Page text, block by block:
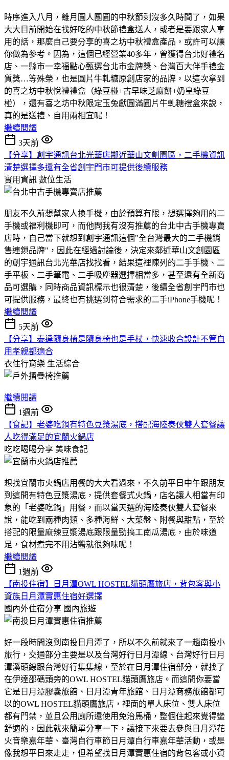
時序進入八月，離月圓人團圓的中秋節剩沒多久時間了，如果
大大目前開始在找好吃的中秋節禮盒送人，或者是要跟家人享
用的話，那麼自己要分享的喜之坊中秋禮盒產品，或許可以讓
你做為參考。因為，這個已經營業40多年，曾獲得台北好禮名
店、一縣市一幸福點心甄選台北市金牌獎、台灣百大伴手禮金
質獎…等殊榮，也是圓片牛軋糖原創店家的品牌，以這次拿到
的喜之坊中秋悅禮禮盒（綠豆椪+古早味芝麻餅+奶皇綠豆
椪），還有喜之坊中秋限定玉兔獻圓滿圓片牛軋糖禮盒來說，
真的是送禮、自用兩相宜呢！
繼續閱讀
3天前
【分享】創宇通訊台北光華店鄰近華山文創園區，二手機資訊
清楚選擇多還有全省創宇門市可提供後續服務
實用資訊 數位生活
朋友不久前想幫家人換手機，由於預算有限，想選擇夠用的二
手機或福利機即可，而他問我有沒有推薦的台北中古手機專賣
店時，自己當下就想到創宇通訊這個"全台灣最大的二手機銷
售連鎖品牌"，因此在經過討論後，決定來鄰近華山文創園區
的創宇通訊台北光華店找找看，結果這裡陳列的二手手機、二
手平板、二手筆電、二手吸塵器選擇相當多，甚至還有全新商
品可選購，同時商品資訊標示也很清楚，後續全省創宇門市也
可提供服務，最終也有挑選到符合需求的二手iPhone手機呢！
繼續閱讀
5天前
【分享】泰達隨身椅是隨身椅也是手杖，快速收合設計不管自
用孝親都適合
衣住行育樂 生活綜合
繼續閱讀
1週前
【食記】老婆吃鍋有特色豆漿湯底，搭配海陸奏伙雙人套餐讓
人吃得滿足的宜蘭火鍋店
吃吃喝喝分享 美味食記
想找宜蘭市火鍋店用餐的大大看過來，不久前平日中午跟朋友
到這間有特色豆漿湯底，提供套餐式火鍋，店名讓人相當有印
象的「老婆吃鍋」用餐，而以當天選的海陸奏伙雙人套餐來
說，能吃到兩種肉類、多種海鮮、大菜盤、附餐與甜點，至於
搭配的限量麻辣豆漿湯底跟限量勁搞工南瓜湯底，由於味道
足，食材煮完不用沾醬就很夠味呢！
繼續閱讀
1週前
【南投住宿】日月潭OWL HOSTEL貓頭鷹旅店，背包客與小
資族日月潭實惠住宿好選擇
國內外住宿分享 國內旅遊
好一段時間沒到南投日月潭了，所以不久前就來了一趟南投小
旅行，交通部分主要是以及台灣好行日月潭線、台灣好行日月
潭溪頭線跟台灣好行集集線，至於在日月潭住宿部分，就找了
在伊達邵碼頭旁的OWL HOSTEL貓頭鷹旅店。而這間你要當
它是日月潭膠囊旅館、日月潭青年旅館、日月潭商務旅館都可
以的OWL HOSTEL貓頭鷹旅店，裡面的單人床位、雙人床位
都有門禁，並且公用廁所還使用免治馬桶，整個住起來覺得蠻
舒適的，因此就來簡單分享一下，讓接下來要去參與日月潭花
火音樂嘉年華、臺灣自行車節日月潭自行車嘉年華活動，或是
像我想平日來走走，但希望找日月潭實惠住宿的背包客或小資